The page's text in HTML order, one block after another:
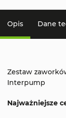
Opis Dane
Zestaw
Interpump
Najważniejsze